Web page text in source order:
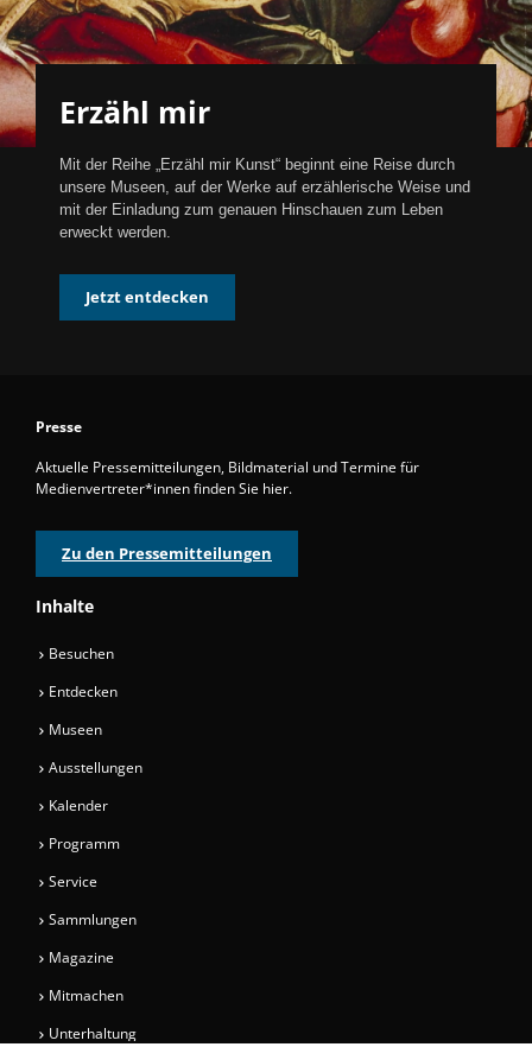
Erzähl mir
Mit der Reihe „Erzähl mir Kunst“ beginnt eine Reise durch
unsere Museen, auf der Werke auf erzählerische Weise und
mit der Einladung zum genauen Hinschauen zum Leben
erweckt werden.
Jetzt entdecken
Presse
Aktuelle Pressemitteilungen, Bildmaterial und Termine für
Medienvertreter*innen finden Sie hier.
Zu den Pressemitteilungen
Inhalte
Besuchen
Entdecken
Museen
Ausstellungen
Kalender
Programm
Service
Sammlungen
Magazine
Mitmachen
Unterhaltung